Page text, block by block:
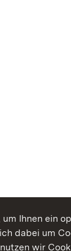
Ihnen ein
dabei um
wir